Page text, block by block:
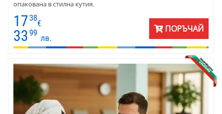
опакована в стилна кутия.
17 38
€
33 99
лв.
ПОРЪЧАЙ